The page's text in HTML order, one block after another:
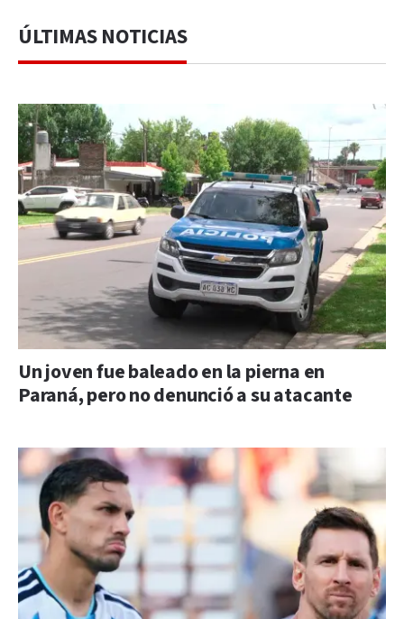
ÚLTIMAS NOTICIAS
Un joven fue baleado en la pierna en
Paraná, pero no denunció a su atacante